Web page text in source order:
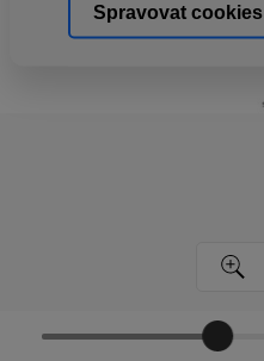
Spravovat cookies